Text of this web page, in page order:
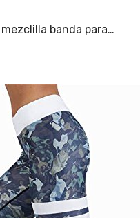
banda para…